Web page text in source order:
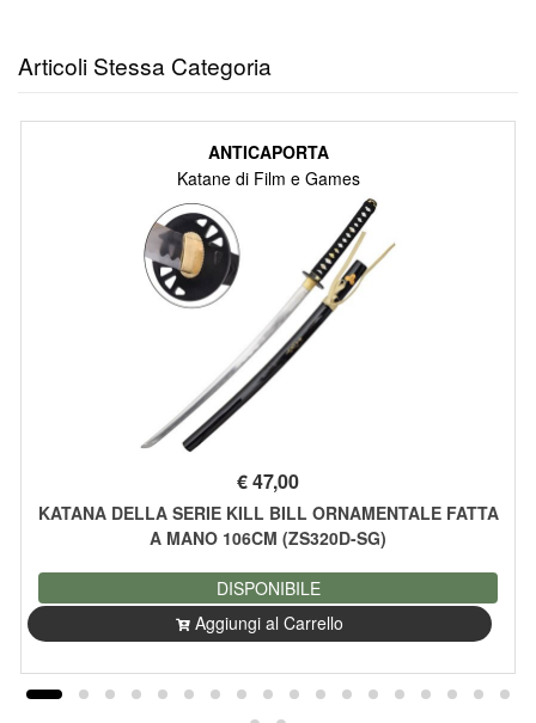
Articoli Stessa Categoria
ANTICAPORTA
Katane di Film e Games
€47,00
KATANA DELLA SERIE KILL BILL ORNAMENTALE FATTA
A MANO 106CM (ZS320D-SG)
DISPONIBILE
Aggiungi al Carrello